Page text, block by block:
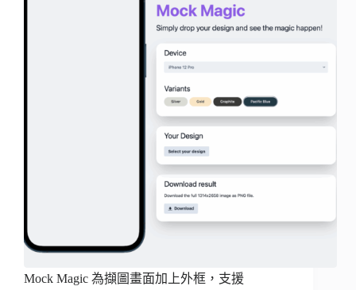
Mock Magic 為擷圖畫面加上外框，支援